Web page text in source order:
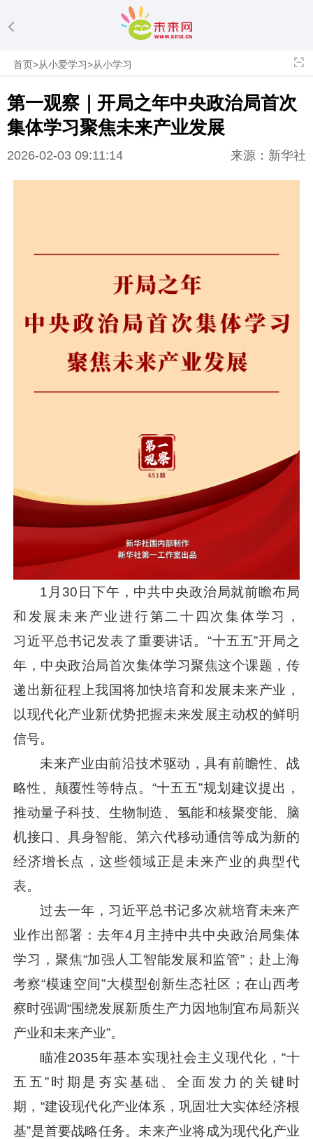
首页>从小爱学习>从小学习
第一观察｜开局之年中央政治局首次
集体学习聚焦未来产业发展
2026-02-03 09:11:14 来源：新华社
1月30日下午，中共中央政治局就前瞻布局
和发展未来产业进行第二十四次集体学习，
习近平总书记发表了重要讲话。“十五五”开局之
年，中央政治局首次集体学习聚焦这个课题，传
递出新征程上我国将加快培育和发展未来产业，
以现代化产业新优势把握未来发展主动权的鲜明
信号。
未来产业由前沿技术驱动，具有前瞻性、战
略性、颠覆性等特点。“十五五”规划建议提出，
推动量子科技、生物制造、氢能和核聚变能、脑
机接口、具身智能、第六代移动通信等成为新的
经济增长点，这些领域正是未来产业的典型代
表。
过去一年， 习近平总书记多次就培育未来产
业作出部署：去年4月主持中共中央政治局集体
学习，聚焦“加强人工智能发展和监管”；赴上海
考察“模速空间”大模型创新生态社区；在山西考
察时强调“围绕发展新质生产力因地制宜布局新兴
产业和未来产业”。
瞄准2035年基本实现社会主义现代化，“十
五五”时期是夯实基础、全面发力的关键时
期，“建设现代化产业体系，巩固壮大实体经济根
基”是首要战略任务。未来产业将成为现代化产业